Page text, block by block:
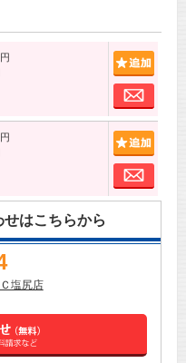
お問
お問
はこちらから
塩尻店